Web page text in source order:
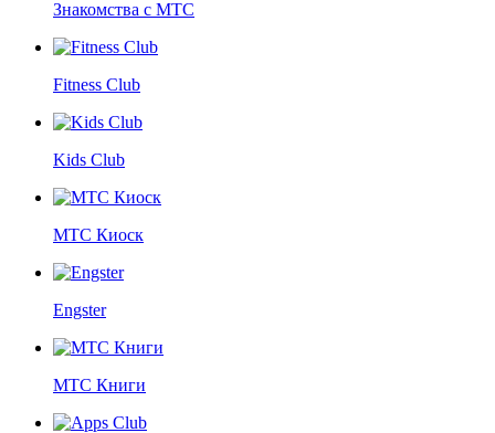
Знакомства с МТС
Fitness Club
Kids Club
МТС Киоск
Engster
МТС Книги